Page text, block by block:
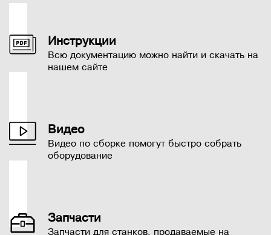
Инструкции
Всю документацию можно найти и скачать на
нашем сайте
Видео
Видео по сборке помогут быстро собрать
оборудование
Запчасти
Запчасти для станков, продаваемые на